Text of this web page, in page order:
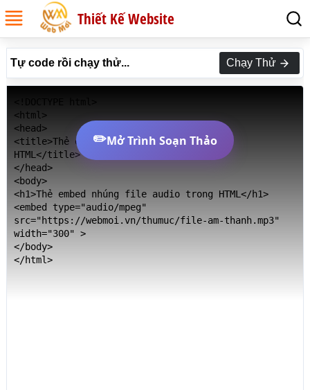
Thiết Kế Website
Tự code rồi chạy thử... Chạy Thử
<html>
<head>
<title>Thẻ embed nhúng file audio trong
HTML</title>
</head>
<body>
<h1>Thẻ embed nhúng file audio trong HTML</h1>
<embed type="audio/mpeg"
src="https://webmoi.vn/thumuc/file-am-thanh.mp3"
width="300" >
</body>
</html>
✏️Mở Trình Soạn Thảo